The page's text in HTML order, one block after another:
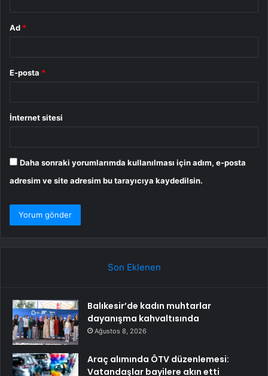
Ad *
E-posta *
İnternet sitesi
Daha sonraki yorumlarımda kullanılması için adım, e-posta
adresim ve site adresim bu tarayıcıya kaydedilsin.
Son Eklenen
Balıkesir’de kadın muhtarlar
dayanışma kahvaltısında
Ağustos 8, 2026
Araç alımında ÖTV düzenlemesi:
Vatandaşlar bayilere akın etti